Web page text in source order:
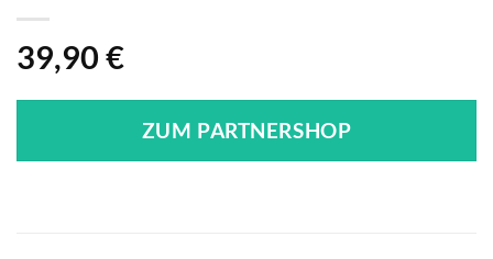
39,90 €
ZUM PARTNERSHOP